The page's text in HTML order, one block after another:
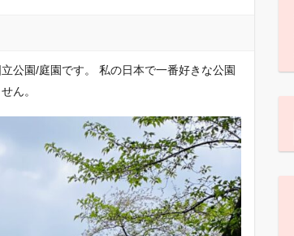
公園/庭園です。 私の日本で一番好きな公園
ん。